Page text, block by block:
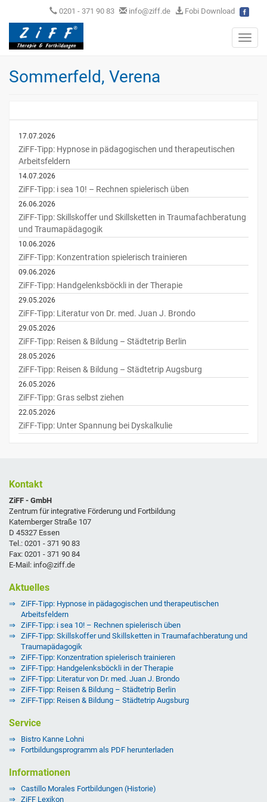
0201 - 371 90 83 info@ziff.de Fobi Download
Sommerfeld, Verena
17.07.2026
ZiFF-Tipp: Hypnose in pädagogischen und therapeutischen
Arbeitsfeldern
14.07.2026
ZiFF-Tipp: i sea 10! – Rechnen spielerisch üben
26.06.2026
ZiFF-Tipp: Skillskoffer und Skillsketten in Traumafachberatung
und Traumapädagogik
10.06.2026
ZiFF-Tipp: Konzentration spielerisch trainieren
09.06.2026
ZiFF-Tipp: Handgelenksböckli in der Therapie
29.05.2026
ZiFF-Tipp: Literatur von Dr. med. Juan J. Brondo
29.05.2026
ZiFF-Tipp: Reisen & Bildung – Städtetrip Berlin
28.05.2026
ZiFF-Tipp: Reisen & Bildung – Städtetrip Augsburg
26.05.2026
ZiFF-Tipp: Gras selbst ziehen
22.05.2026
ZiFF-Tipp: Unter Spannung bei Dyskalkulie
Kontakt
ZiFF - GmbH
Zentrum für integrative Förderung und Fortbildung
Katernberger Straße 107
D 45327 Essen
Tel.: 0201 - 371 90 83
Fax: 0201 - 371 90 84
E-Mail: info@ziff.de
Aktuelles
ZiFF-Tipp: Hypnose in pädagogischen und therapeutischen
Arbeitsfeldern
ZiFF-Tipp: i sea 10! – Rechnen spielerisch üben
ZiFF-Tipp: Skillskoffer und Skillsketten in Traumafachberatung und
Traumapädagogik
ZiFF-Tipp: Konzentration spielerisch trainieren
ZiFF-Tipp: Handgelenksböckli in der Therapie
ZiFF-Tipp: Literatur von Dr. med. Juan J. Brondo
ZiFF-Tipp: Reisen & Bildung – Städtetrip Berlin
ZiFF-Tipp: Reisen & Bildung – Städtetrip Augsburg
Service
Bistro Kanne Lohni
Fortbildungsprogramm als PDF herunterladen
Informationen
Castillo Morales Fortbildungen (Historie)
ZiFF Lexikon